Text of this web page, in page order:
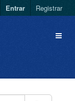
Entrar Registrar